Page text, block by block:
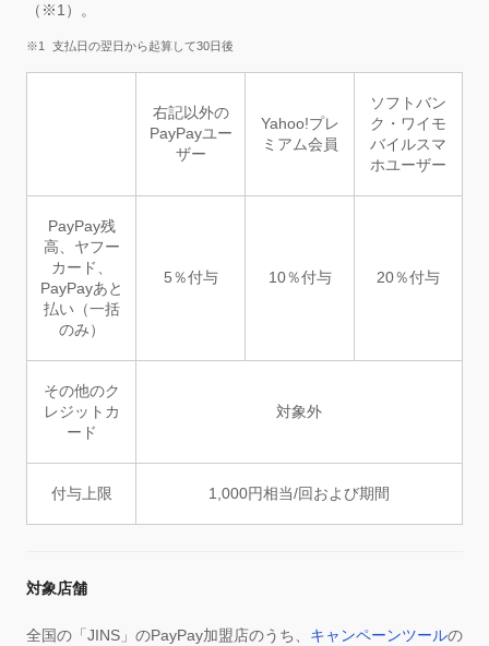
（※1）。
支払日の翌日から起算して30日後
右記以外の
PayPayユー
ザー
Yahoo!プレ
ミアム会員
ソフトバン
ク・ワイモ
バイルスマ
ホユーザー
PayPay残
高、ヤフー
カード、
PayPayあと
払い（一括
のみ）
5％付与 10％付与 20％付与
その他のク
レジットカ
ード
対象外
付与上限 1,000円相当/回および期間
対象店舗
全国の「JINS」のPayPay加盟店のうち、 キャンペーンツールの